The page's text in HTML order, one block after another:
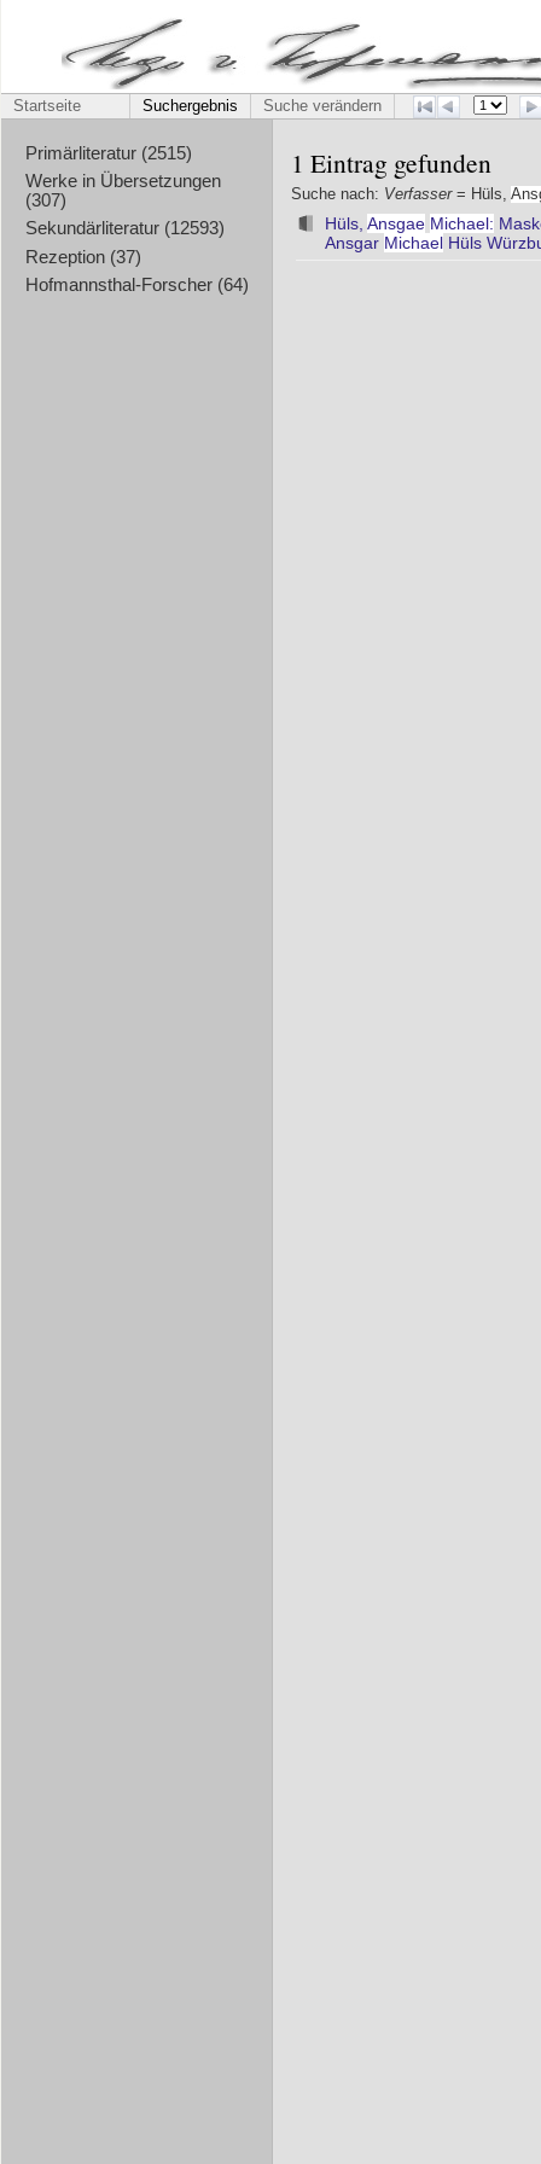
Startseite Suchergebnis Suche verändern
Primärliteratur (2515)
Werke in Übersetzungen
(307)
Sekundärliteratur (12593)
Rezeption (37)
Hofmannsthal-Forscher (64)
1 Eintrag gefunden
Suche nach: Verfasser= Hüls,
Hüls, Ansgae Michael:
Ansgar Michael Hüls